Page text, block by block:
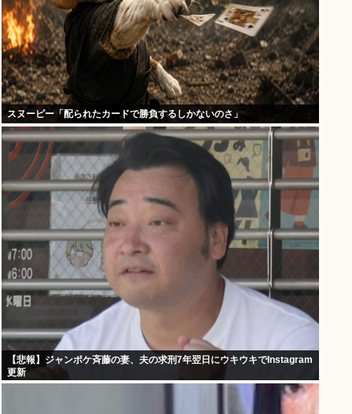
スヌーピー「配られたカードで勝負するしかないのさ」
【悲報】ジャンポケ斉藤の妻、夫の求刑7年翌日にウキウキでInstagram
更新